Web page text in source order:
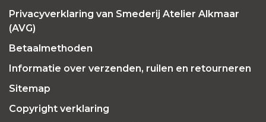
Privacyverklaring van Smederij Atelier Alkmaar
(AVG)
Betaalmethoden
Informatie over verzenden, ruilen en retourneren
Sitemap
Copyright verklaring